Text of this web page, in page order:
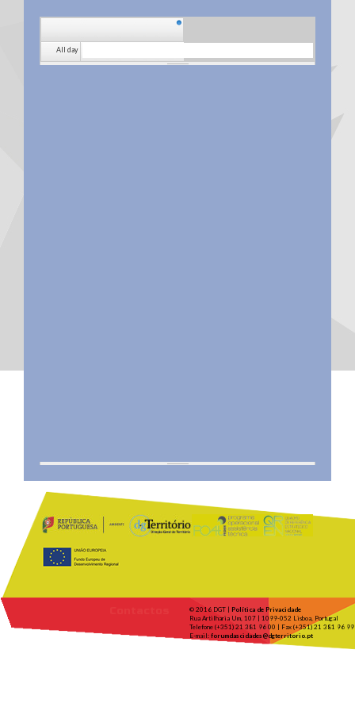
All day
© 2016 DGT | Política de Privacidade
Rua Artilharia Um, 107 | 1099-052 Lisboa, Portugal
Telefone (+351) 21 381 96 00 | Fax (+351) 21 381 96 99
E-mail: forumdascidades@dgterritorio.pt